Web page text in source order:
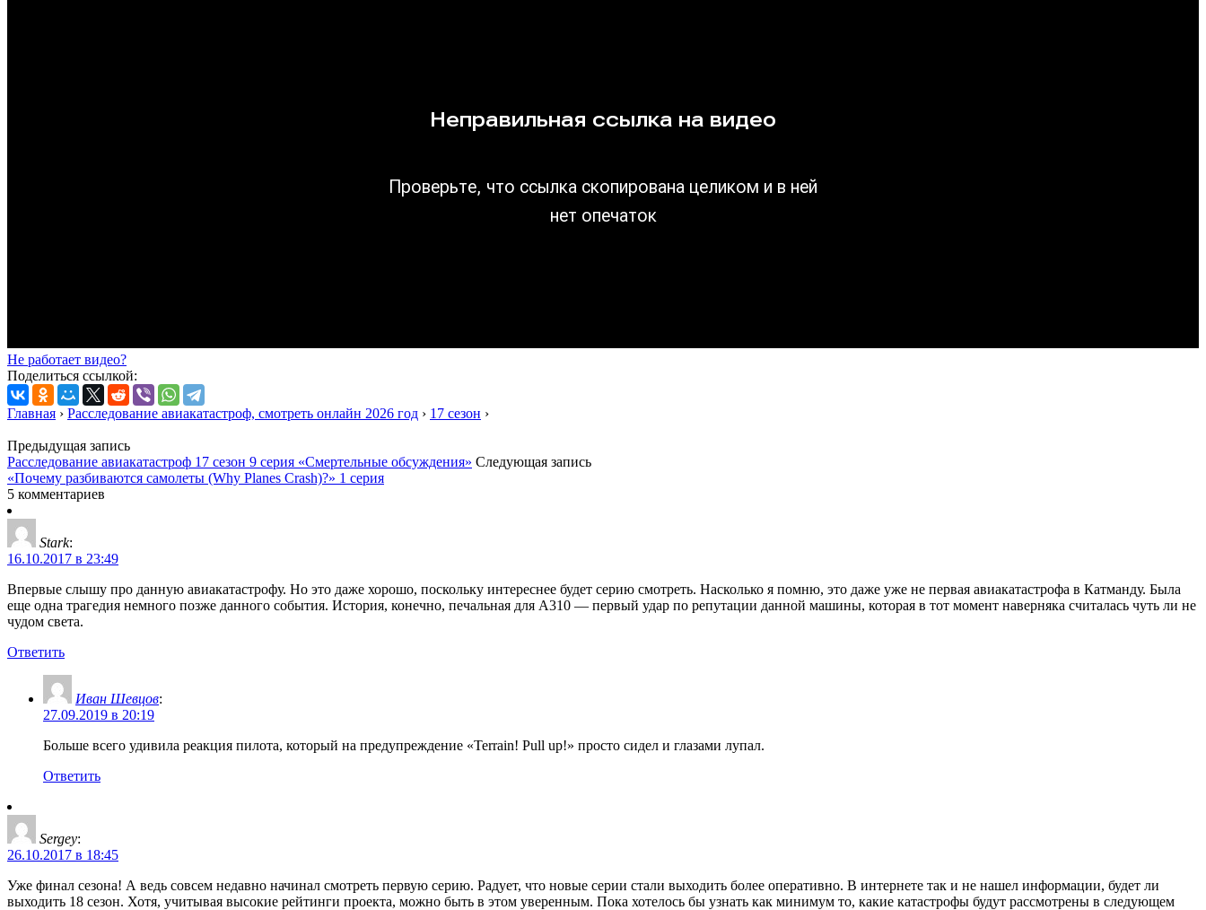
Не работает видео?
Поделиться ссылкой:
Главная › Расследование авиакатастроф, смотреть онлайн 2026 год › 17 сезон ›
Предыдущая запись
Расследование авиакатастроф 17 сезон 9 серия «Смертельные обсуждения» Следующая запись
«Почему разбиваются самолеты (Why Planes Crash)?» 1 серия
5 комментариев
Stark:
16.10.2017 в 23:49
Впервые слышу про данную авиакатастрофу. Но это даже хорошо, поскольку интереснее будет серию смотреть. Насколько я помню, это даже уже не первая авиакатастрофа в Катманду. Была
еще одна трагедия немного позже данного события. История, конечно, печальная для A310 — первый удар по репутации данной машины, которая в тот момент наверняка считалась чуть ли не
чудом света.
Ответить
Иван Шевцов:
27.09.2019 в 20:19
Больше всего удивила реакция пилота, который на предупреждение «Terrain! Pull up!» просто сидел и глазами лупал.
Ответить
Sergey:
26.10.2017 в 18:45
Уже финал сезона! А ведь совсем недавно начинал смотреть первую серию. Радует, что новые серии стали выходить более оперативно. В интернете так и не нашел информации, будет ли
выходить 18 сезон. Хотя, учитывая высокие рейтинги проекта, можно быть в этом уверенным. Пока хотелось бы узнать как минимум то, какие катастрофы будут рассмотрены в следующем